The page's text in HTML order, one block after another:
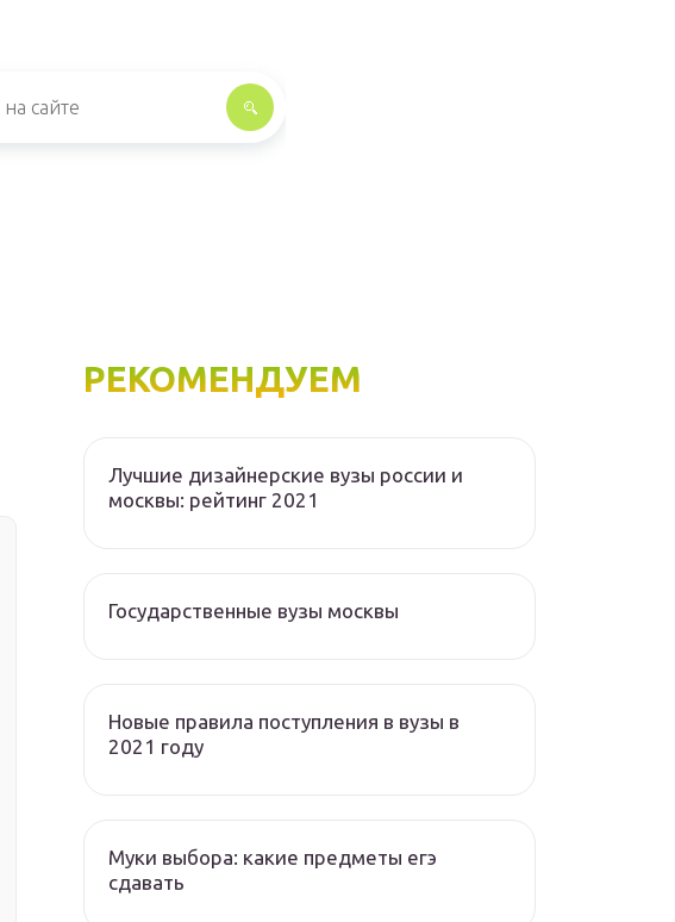
РЕКОМЕНДУЕМ
Лучшие дизайнерские вузы россии и
москвы: рейтинг 2021
Государственные вузы москвы
Новые правила поступления в вузы в
2021 году
Муки выбора: какие предметы егэ
сдавать